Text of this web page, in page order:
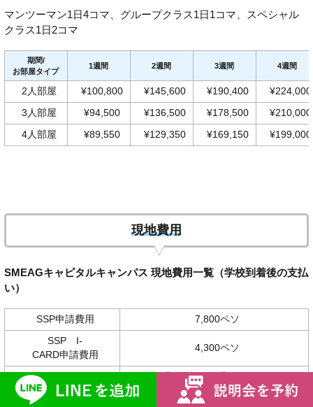
マンツーマン1日4コマ、グループクラス1日1コマ、スペシャル
クラス1日2コマ
期間/
お部屋タイプ
1週間 2週間 3週間 4週間
2人部屋 ¥100,800 ¥145,600 ¥190,400 ¥224,000
3人部屋 ¥94,500 ¥136,500 ¥178,500 ¥210,000
4人部屋 ¥89,550 ¥129,350 ¥169,150 ¥199,000
現地費用
SMEAGキャピタルキャンパス 現地費用一覧（学校到着後の支払
い）
SSP申請費用 7,800ペソ
SSP I-
CARD申請費用
4,300ペソ
VISA延長費用
1-4週:0ペソ 5-8週:5,130ペソ 9-
12週:11,530ペソ 13-16週:15,960ペソ
17-20週:20,390ペソ 21-